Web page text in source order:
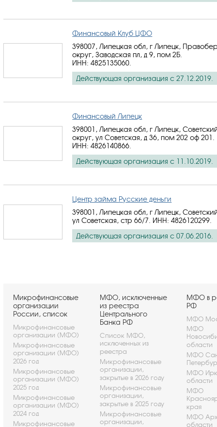
Финансовый Клуб ЦФО
398007, Липецкая обл, г Липецк,
округ, Заводская пл, д 9, пом 2Б.
ИНН: 4825135060
Действующая организация с 27.12.2019.
Финансовый Липецк
398001, Липецкая обл, г Липецк,
округ, ул Советская, д 36, пом 202 оф 201.
ИНН: 4826140866
Действующая организация с 11.10.2019.
Центр займа Русские деньги
398001, Липецкая обл, г Липецк,
ул Советская, стр 66/7. ИНН: 4826120299
Действующая организация с 07.06.2016.
Микрофинансовые
организации
России, список
Микрофинансовые
организации (МФО)
Микрофинансовые
организации (МФО)
2026 год
Микрофинансовые
организации (МФО)
2025 год
Микрофинансовые
организации (МФО)
2024 год
Микрофинансовые
МФО, исключенные
из реестра
Центрального
Банка РФ
Список МФО,
исключенных из
реестра
Микрофинансовые
организации,
закрытые в 2026 году
Микрофинансовые
организации,
закрытые в 2025 году
Микрофинансовые
организации,
МФО в
РФ
МФО
МФО
области
МФО
МФО
области
МФО
края
МФО
области